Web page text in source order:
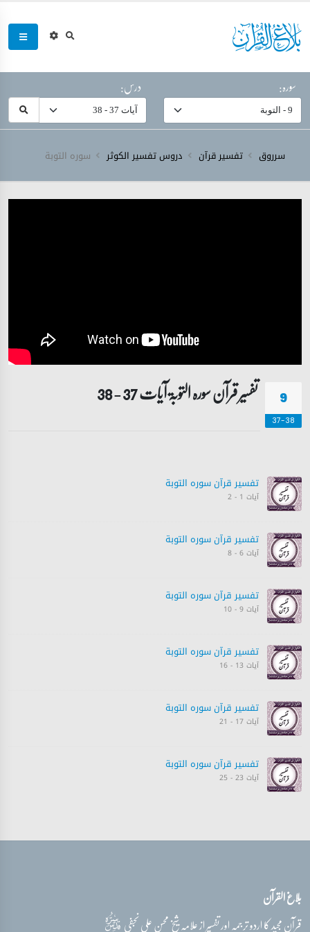
سورہ: درس:
سرروق تفسیر قرآن دروس تفسیر الکوثر سورہ ‎التوبة‎
9
37-38
تفسیر قرآن سورہ ‎التوبۃ آیات 37 - 38
تفسیر قرآن سورہ ‎التوبة‎
آیات 1 - 2
تفسیر قرآن سورہ ‎التوبة‎
آیات 6 - 8
تفسیر قرآن سورہ ‎التوبة‎
آیات 9 - 10
تفسیر قرآن سورہ ‎التوبة‎
آیات 13 - 16
تفسیر قرآن سورہ ‎التوبة‎
آیات 17 - 21
تفسیر قرآن سورہ ‎التوبة‎
آیات 23 - 25
بلاغ القرآن
قرآن مجید کا اردو ترجمہ اور تفسیر از علامہ شیخ محسن علی نجفیقدس‌سره